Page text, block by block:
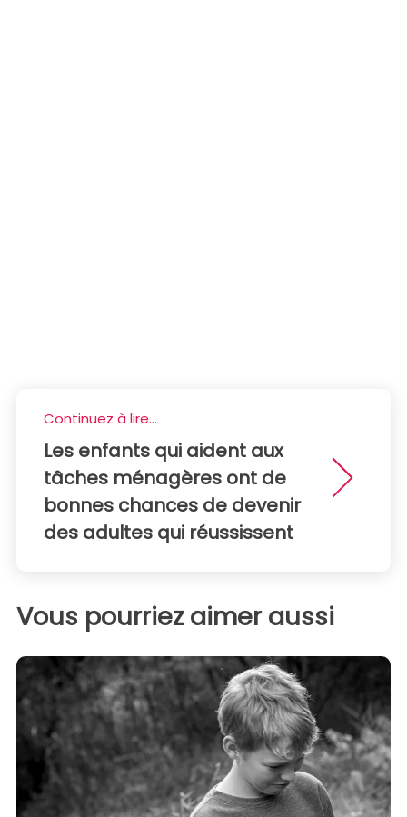
Continuez à lire...
Les enfants qui aident aux
tâches ménagères ont de
bonnes chances de devenir
des adultes qui réussissent
Vous pourriez aimer aussi